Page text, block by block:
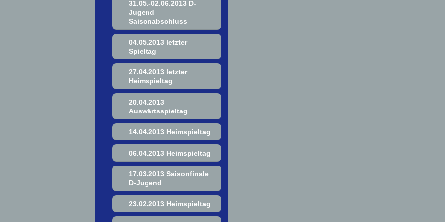
31.05.-02.06.2013 D-
Jugend
Saisonabschluss
04.05.2013 letzter
Spieltag
27.04.2013 letzter
Heimspieltag
20.04.2013
Auswärtsspieltag
14.04.2013 Heimspieltag
06.04.2013 Heimspieltag
17.03.2013 Saisonfinale
D-Jugend
23.02.2013 Heimspieltag